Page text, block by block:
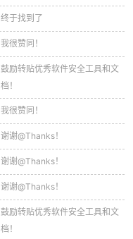
终于找到了
我很赞同！
鼓励转贴优秀软件安全工具和文
档！
我很赞同！
谢谢@Thanks！
谢谢@Thanks！
谢谢@Thanks！
鼓励转贴优秀软件安全工具和文
档！